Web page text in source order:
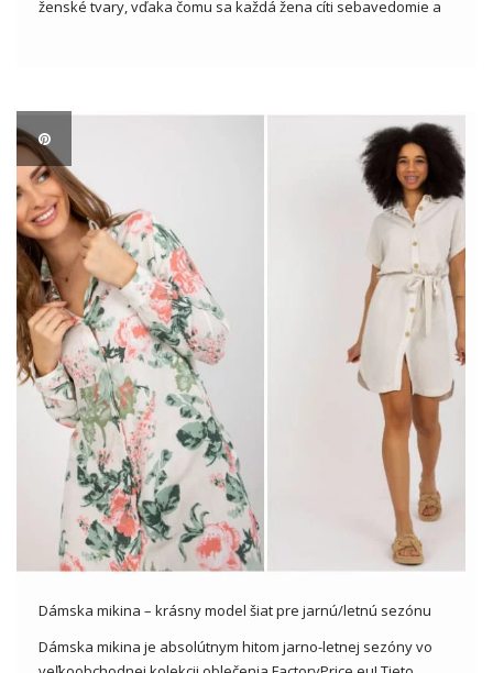
ženské tvary, vďaka čomu sa každá žena cíti sebavedomie a
Dámska mikina – krásny model šiat pre jarnú/letnú sezónu
Dámska mikina je absolútnym hitom jarno-letnej sezóny vo